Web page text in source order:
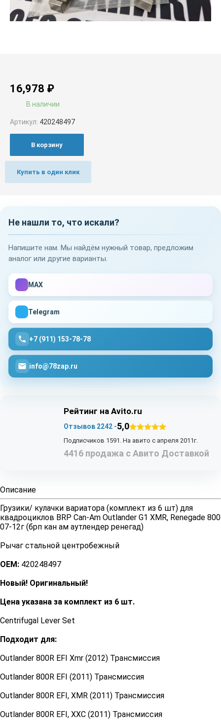
16,978 ₽
В наличии
Артикул: 420248497
В корзину
Купить в один клик
Не нашли то, что искали?
Напишите нам. Мы найдём нужный товар, предложим
аналог или другие варианты.
MAX
Telegram
+7 (911) 153-78-78
info@78zap.ru
Рейтинг на Avito.ru
Отзывов 2242 -5,0
Подписчиков 1591. На авито с апреля 2011г.
4416 продажа с Авито Доставкой
Описание
Грузики/ кулачки вариатора (комплект из 6 шт) для
квадроциклов BRP Can-Am Outlander G1 XMR, Renegade 800
07-12г (брп кан ам аутлендер ренегад)
Рычаг стальной центробежный
OEM: 420248497
Новый! Оригинальный!
Цена указана за комплект из 6 шт.
Centrifugal Lever Set
Подходит для:
Outlander 800R EFI Xmr (2012) Трансмиссия
Outlander 800R EFI (2011) Трансмиссия
Outlander 800R EFI, XMR (2011) Трансмиссия
Outlander 800R EFI, XXC (2011) Трансмиссия